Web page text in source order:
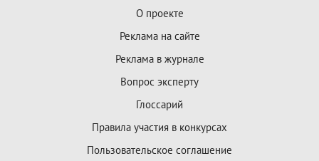
О проекте
Реклама на сайте
Реклама в журнале
Вопрос эксперту
Глоссарий
Правила участия в конкурсах
Пользовательское соглашение